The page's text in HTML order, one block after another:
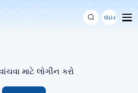
GUJ
માટે લોગીન કરો